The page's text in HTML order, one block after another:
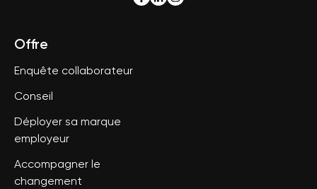
Offre
Enquête collaborateur
Conseil
Déployer sa marque
employeur
Accompagner le
changement